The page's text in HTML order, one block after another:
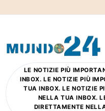
LE NOTIZIE PIÙ
INBOX. LE NOTIZIE PIÙ
TUA INBOX. LE NOTIZIE
NELLA TUA INBOX.
DIRETTAMENTE